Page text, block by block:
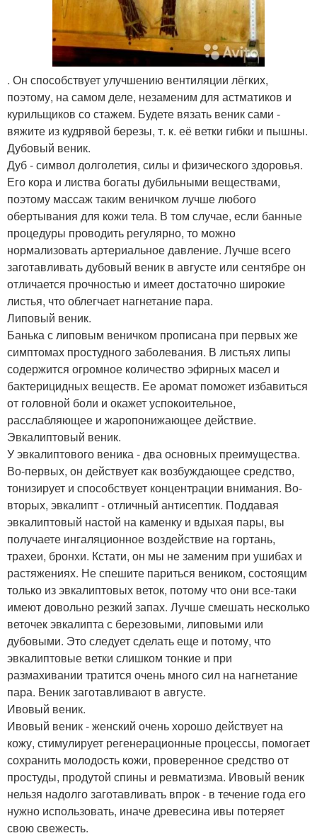
. Он способствует улучшению вентиляции лёгких,
поэтому, на самом деле, незаменим для астматиков и
курильщиков со стажем. Будете вязать веник сами -
вяжите из кудрявой березы, т. к. её ветки гибки и пышны.
Дубовый веник.
Дуб - символ долголетия, силы и физического здоровья.
Его кора и листва богаты дубильными веществами,
поэтому массаж таким веничком лучше любого
обертывания для кожи тела. В том случае, если банные
процедуры проводить регулярно, то можно
нормализовать артериальное давление. Лучше всего
заготавливать дубовый веник в августе или сентябре он
отличается прочностью и имеет достаточно широкие
листья, что облегчает нагнетание пара.
Липовый веник.
Банька с липовым веничком прописана при первых же
симптомах простудного заболевания. В листьях липы
содержится огромное количество эфирных масел и
бактерицидных веществ. Ее аромат поможет избавиться
от головной боли и окажет успокоительное,
расслабляющее и жаропонижающее действие.
Эвкалиптовый веник.
У эвкалиптового веника - два основных преимущества.
Во-первых, он действует как возбуждающее средство,
тонизирует и способствует концентрации внимания. Во-
вторых, эвкалипт - отличный антисептик. Поддавая
эвкалиптовый настой на каменку и вдыхая пары, вы
получаете ингаляционное воздействие на гортань,
трахеи, бронхи. Кстати, он мы не заменим при ушибах и
растяжениях. Не спешите париться веником, состоящим
только из эвкалиптовых веток, потому что они все-таки
имеют довольно резкий запах. Лучше смешать несколько
веточек эвкалипта с березовыми, липовыми или
дубовыми. Это следует сделать еще и потому, что
эвкалиптовые ветки слишком тонкие и при
размахивании тратится очень много сил на нагнетание
пара. Веник заготавливают в августе.
Ивовый веник.
Ивовый веник - женский очень хорошо действует на
кожу, стимулирует регенерационные процессы, помогает
сохранить молодость кожи, проверенное средство от
простуды, продутой спины и ревматизма. Ивовый веник
нельзя надолго заготавливать впрок - в течение года его
нужно использовать, иначе древесина ивы потеряет
свою свежесть.